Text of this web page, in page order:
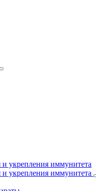
и укрепления иммунитета
и укрепления иммунитета